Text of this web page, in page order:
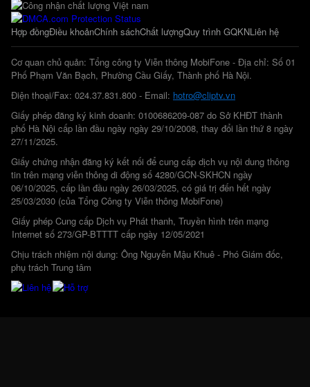
Hợp đồngĐiều khoảnChính sáchChất lượngQuy trình GQKNLiên hệ
Cơ quan chủ quản: Tổng công ty Viễn thông MobiFone - Địa chỉ: Số 01
Phố Phạm Văn Bạch, Phường Cầu Giấy, Thành phố Hà Nội.
Điện thoại/Fax: 024.37.831.800 - Email: hotro@cliptv.vn
Giấy phép đăng ký kinh doanh: 0100686209-087 do Sở KHĐT thành
phố Hà Nội cấp lần đầu ngày ngày 29/10/2008, thay đổi lần thứ 8 ngày
27/11/2025.
Giấy chứng nhận đăng ký kết nối để cung cấp dịch vụ nội dung thông
tin trên mạng viễn thông di động số 4280/GCN-SKHCN ngày
06/10/2025, cấp lần đầu ngày 26/03/2025, có giá trị đến hết ngày
25/03/2030 (của Tổng Công ty Viễn thông MobiFone)
Giấy phép Cung cấp Dịch vụ Phát thanh, Truyền hình trên mạng
Internet số 273/GP-BTTTT cấp ngày 12/05/2021
Chịu trách nhiệm nội dung: Ông Nguyễn Mậu Khuê - Phó Giám đốc,
phụ trách Trung tâm